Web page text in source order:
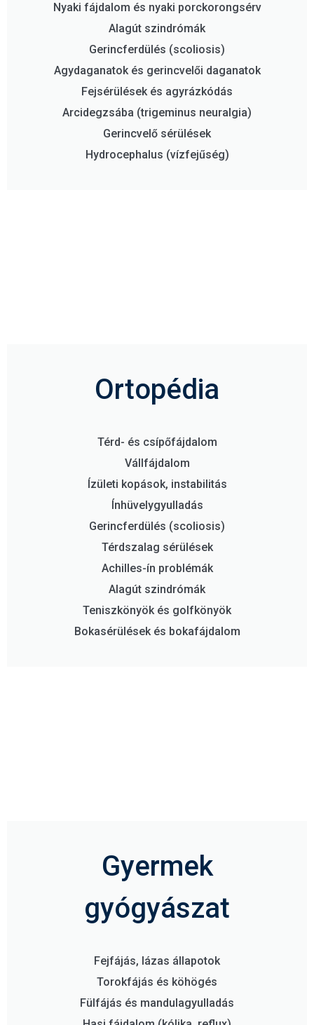
Nyaki fájdalom és nyaki porckorongsérv
Alagút szindrómák
Gerincferdülés (scoliosis)
Agydaganatok és gerincvelői daganatok
Fejsérülések és agyrázkódás
Arcidegzsába (trigeminus neuralgia)
Gerincvelő sérülések
Hydrocephalus (vízfejűség)
Ortopédia
Térd- és csípőfájdalom
Vállfájdalom​
Ízületi kopások, instabilitás​
Ínhüvelygyulladás​
Gerincferdülés (scoliosis)
Térdszalag sérülések
Achilles-ín problémák
Alagút szindrómák
Teniszkönyök és golfkönyök
Bokasérülések és bokafájdalom
Gyermek
gyógyászat
Fejfájás, lázas állapotok
Torokfájás és köhögés
Fülfájás és mandulagyulladás